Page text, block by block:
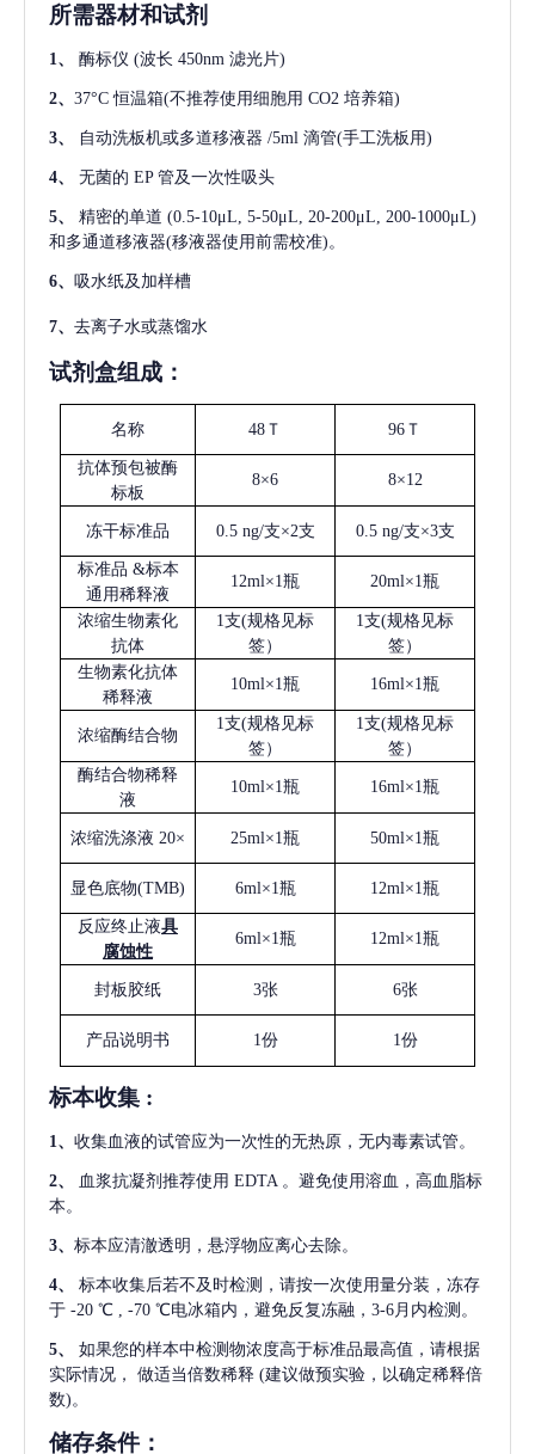
所需器材和试剂
1、 酶标仪 (波长 450nm 滤光片)
2、 37°C 恒温箱(不推荐使用细胞用 CO2 培养箱)
3、 自动洗板机或多道移液器 /5ml 滴管(手工洗板用)
4、 无菌的 EP 管及一次性吸头
5、 精密的单道 (0.5-10μL, 5-50μL, 20-200μL, 200-1000μL)
和多通道移液器(移液器使用前需校准)。
6、 吸水纸及加样槽
7、 去离子水或蒸馏水
试剂盒组成：
名称 48Ｔ 96Ｔ
抗体预包被酶
标板
8×6 8×12
冻干标准品 0.5 ng/支×2支 0.5 ng/支×3支
标准品 &标本
通用稀释液
12ml×1瓶 20ml×1瓶
浓缩生物素化
抗体
1支(规格见标
签）
1支(规格见标
签）
生物素化抗体
稀释液
10ml×1瓶 16ml×1瓶
浓缩酶结合物
1支(规格见标
签）
1支(规格见标
签）
酶结合物稀释
液
10ml×1瓶 16ml×1瓶
浓缩洗涤液 20× 25ml×1瓶 50ml×1瓶
显色底物(TMB) 6ml×1瓶 12ml×1瓶
反应终止液具
腐蚀性
6ml×1瓶 12ml×1瓶
封板胶纸 3张 6张
产品说明书 1份 1份
标本收集 :
1 、 收集血液的试管应为一次性的无热原，无内毒素试管。
2、 血浆抗凝剂推荐使用 EDTA 。避免使用溶血，高血脂标
本。
3、 标本应清澈透明，悬浮物应离心去除。
4、
标本收集后若不及时检测，请按一次使用量分装，冻存
于 -20 ℃ , -70 ℃电冰箱内，避免反复冻融，3-6月内检测。
5、
如果您的样本中检测物浓度高于标准品最高值，请根据
实际情况，
做适当倍数稀释 (建议做预实验，以确定稀释倍
数)。
储存条件：